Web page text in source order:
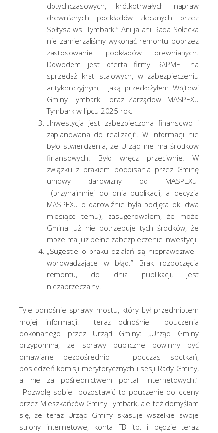
dotychczasowych, krótkotrwałych napraw
drewnianych podkładów zlecanych przez
Sołtysa wsi Tymbark.” Ani ja ani Rada Sołecka
nie zamierzaliśmy wykonać remontu poprzez
zastosowanie podkładów drewnianych.
Dowodem jest oferta firmy RAPMET na
sprzedaż krat stalowych, w zabezpieczeniu
antykorozyjnym, jaką przedłożyłem Wójtowi
Gminy Tymbark oraz Zarządowi MASPEXu
Tymbark w lipcu 2025 rok.
„Inwestycja jest zabezpieczona finansowo i
zaplanowana do realizacji”. W informacji nie
było stwierdzenia, że Urząd nie ma środków
finansowych. Było wręcz przeciwnie. W
związku z brakiem podpisania przez Gminę
umowy darowizny od MASPEXu
(przynajmniej do dnia publikacji, a decyzja
MASPEXu o darowiźnie była podjęta ok. dwa
miesiące temu), zasugerowałem, że może
Gmina już nie potrzebuje tych środków, że
może ma już pełne zabezpieczenie inwestycji.
„Sugestie o braku działań są nieprawdziwe i
wprowadzające w błąd.” Brak rozpoczęcia
remontu, do dnia publikacji, jest
niezaprzeczalny.
Tyle odnośnie sprawy mostu, który był przedmiotem
mojej informacji, teraz odnośnie pouczenia
dokonanego przez Urząd Gminy: „Urząd Gminy
przypomina, że sprawy publiczne powinny być
omawiane bezpośrednio – podczas spotkań,
posiedzeń komisji merytorycznych i sesji Rady Gminy,
a nie za pośrednictwem portali internetowych.”
Pozwolę sobie pozostawić to pouczenie do oceny
przez Mieszkańców Gminy Tymbark, ale też domyślam
się, że teraz Urząd Gminy skasuje wszelkie swoje
strony internetowe, konta FB itp. i będzie teraz